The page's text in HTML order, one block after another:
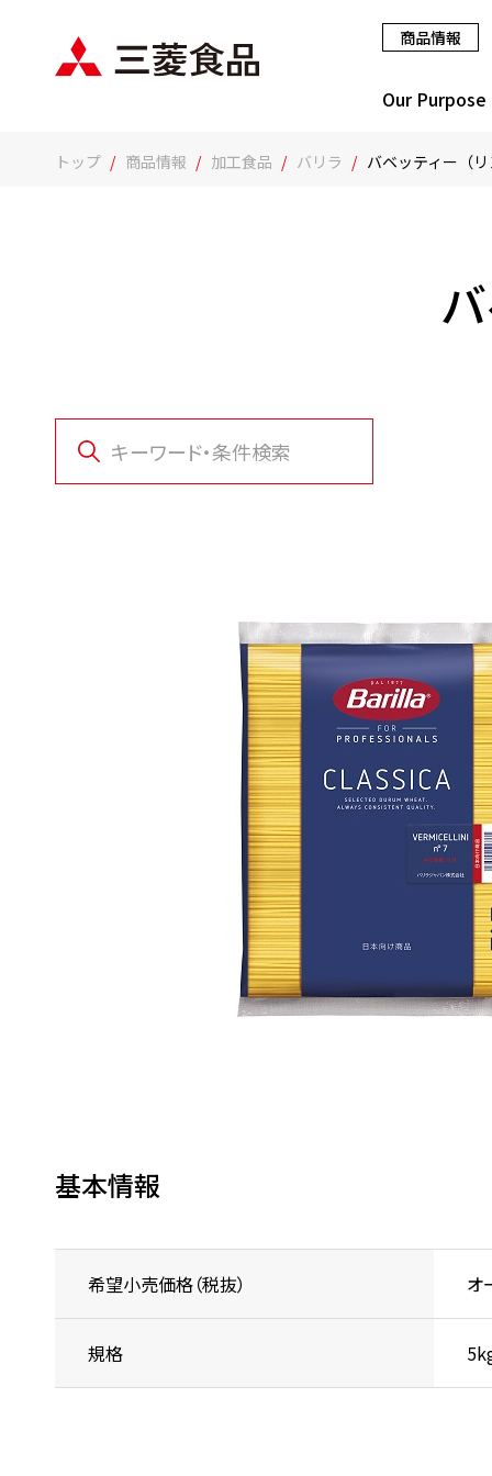
商品情報
Our Purpose
トップ 商品情報 加工食品 バリラ バベッティー（
キーワード・条件検索
基本情報
希望小売価格（税抜） オ
規格